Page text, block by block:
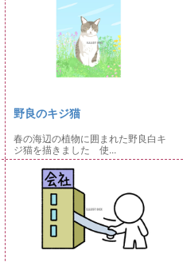
野良のキジ猫
春の海辺の植物に囲まれた野良白キ
ジ猫を描きました 使...